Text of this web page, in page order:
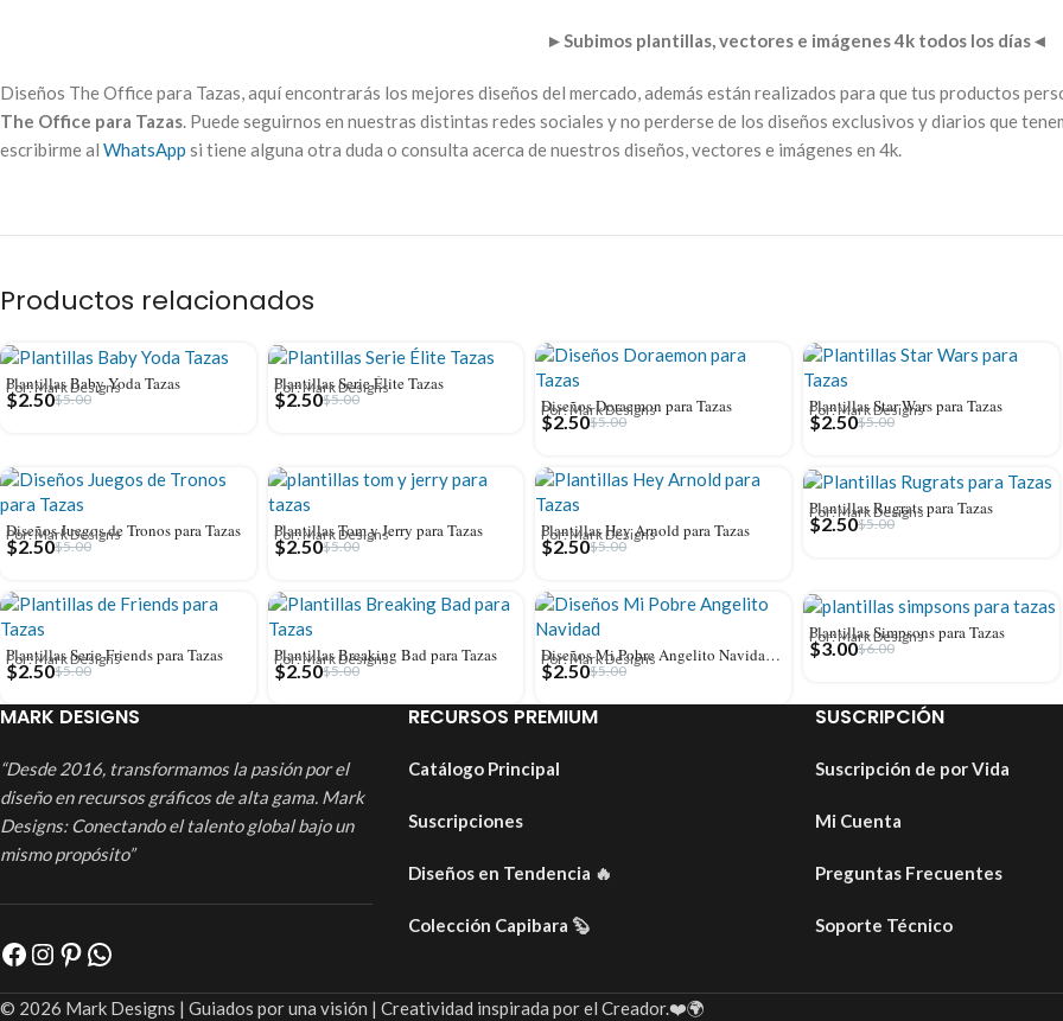
►Subimos plantillas, vectores e imágenes 4k todos los días◄
Diseños The Office para Tazas, aquí encontrarás los mejores diseños del mercado, además están realizados para que tus productos
The Office para Tazas. Puede seguirnos en nuestras distintas redes sociales y no perderse de los diseños exclusivos y diarios que
escribirme al WhatsApp si tiene alguna otra duda o consulta acerca de nuestros diseños, vectores e imágenes en 4k.
Productos relacionados
Plantillas Baby Yoda Tazas
Por: Mark Designs
$5.00
$2.50
Plantillas Serie Élite Tazas
Por: Mark Designs
$5.00
$2.50 Diseños Doraemon para Tazas
Por: Mark Designs
$5.00
$2.50
Plantillas Star Wars para Tazas
Por: Mark Designs
$5.00
$2.50
Diseños Juegos de Tronos para Tazas
Por: Mark Designs
$5.00
$2.50
Plantillas Tom y Jerry para Tazas
Por: Mark Designs
$5.00
$2.50
Plantillas Hey Arnold para Tazas
Por: Mark Designs
$5.00
$2.50
Plantillas Rugrats para Tazas
Por: Mark Designs
$5.00
$2.50
Plantillas Serie Friends para Tazas
Por: Mark Designs
$5.00
$2.50
Plantillas Breaking Bad para Tazas
Por: Mark Designs
$5.00
$2.50
Diseños Mi Pobre Angelito Navidad Tazas
Por: Mark Designs
$5.00
$2.50
Plantillas Simpsons para Tazas
Por: Mark Designs
$6.00
$3.00
MARK DESIGNS
“Desde 2016, transformamos la pasión por el
diseño en recursos gráficos de alta gama. Mark
Designs: Conectando el talento global bajo un
mismo propósito”
RECURSOS PREMIUM
Catálogo Principal
Suscripciones
Diseños en Tendencia 🔥
Colección Capibara 🦫
SUSCRIPCIÓN
Suscripción de por Vida
Mi Cuenta
Preguntas Frecuentes
Soporte Técnico
© 2026 Mark Designs | Guiados por una visión | Creatividad inspirada por el Creador.❤️🌍